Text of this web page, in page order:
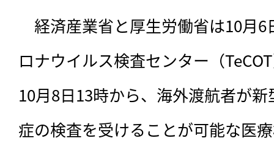
経済産業省と厚生労働省は10月6
ロナウイルス検査センター（
10月8日13時から、海外渡航者が
症の検査を受けることが可能な医